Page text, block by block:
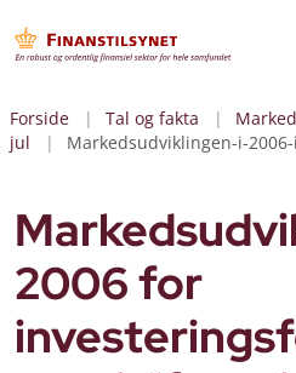
Forside Tal og fakta
jul
Markedsudviklingen-i-
2006 for